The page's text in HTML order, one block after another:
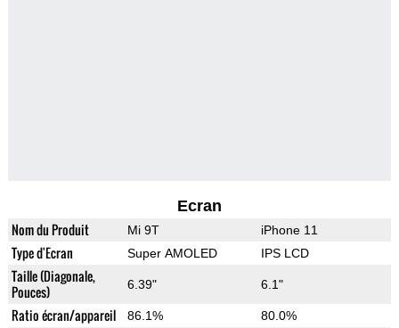
Ecran
Nom du Produit Mi 9T iPhone 11
Type d'Ecran Super AMOLED IPS LCD
Taille (Diagonale,
Pouces)
6.39" 6.1"
Ratio écran/appareil 86.1% 80.0%